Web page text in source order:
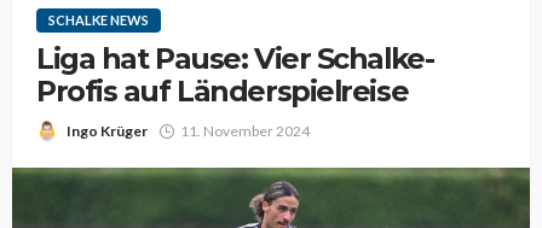
SCHALKE NEWS
Liga hat Pause: Vier Schalke-
Profis auf Länderspielreise
Ingo Krüger 11. November 2024